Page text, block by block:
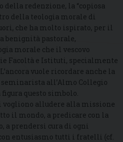
redenzione, la “copiosa
della teologia morale di
che ha molto ispirato, per il
benignità pastorale,
morale che il vescovo
Facoltà e Istituti, specialmente
vuole ricordare anche la
all’Almo Collegio
questo simbolo.
vogliono alludere alla missione
il mondo, a predicare con la
a prendersi cura di ogni
entusiasmo tutti i fratelli (cf.